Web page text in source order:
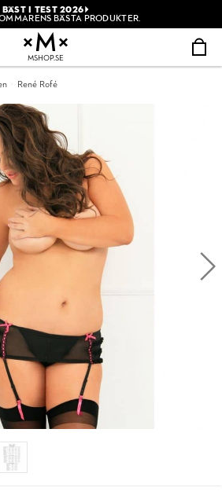
BÄST I TEST 2026
BÄSTA PRODUKTER.
MSHOP.SE
René Rofé